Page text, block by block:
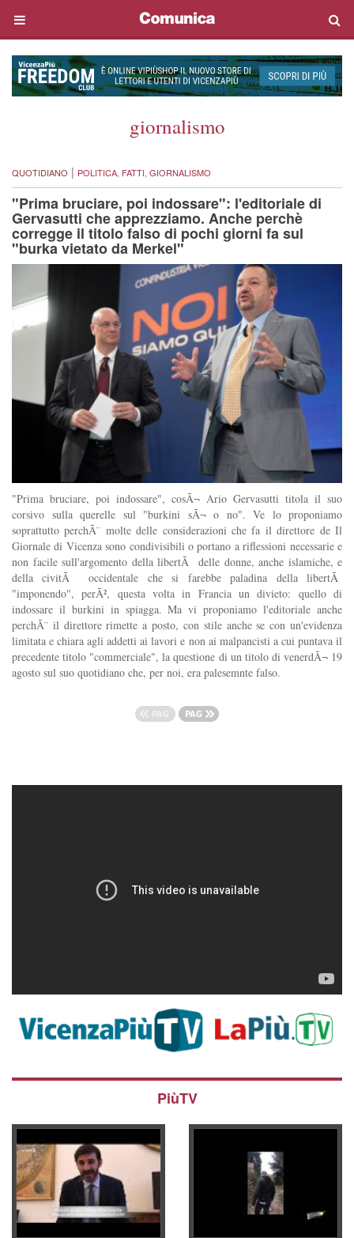
giornalismo
QUOTIDIANO | POLITICA, FATTI, GIORNALISMO
"Prima bruciare, poi indossare": l'editoriale di
Gervasutti che apprezziamo. Anche perchè
corregge il titolo falso di pochi giorni fa sul
"burka vietato da Merkel"
"Prima bruciare, poi indossare", cosÃ¬ Ario Gervasutti titola il suo
corsivo sulla querelle sul "burkini sÃ¬ o no". Ve lo proponiamo
soprattutto perchÃ¨ molte delle considerazioni che fa il direttore de Il
Giornale di Vicenza sono condivisibili o portano a riflessioni necessarie e
non facile sull'argomento della libertÃ delle donne, anche islamiche, e
della civitÃ occidentale che si farebbe paladina della libertÃ
"imponendo", perÃ², questa volta in Francia un divieto: quello di
indossare il burkini in spiagga. Ma vi proponiamo l'editoriale anche
perchÃ¨ il direttore rimette a posto, con stile anche se con un'evidenza
limitata e chiara agli addetti ai lavori e non ai malpancisti a cui puntava il
precedente titolo "commerciale", la questione di un titolo di venerdÃ¬ 19
agosto sul suo quotidiano che, per noi, era palesemnte falso.
PiùTV